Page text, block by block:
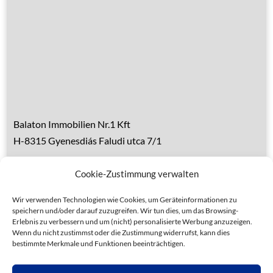
Cookie-Zustimmung verwalten
Wir verwenden Technologien wie Cookies, um Geräteinformationen zu
speichern und/oder darauf zuzugreifen. Wir tun dies, um das Browsing-
Erlebnis zu verbessern und um (nicht) personalisierte Werbung anzuzeigen.
Wenn du nicht zustimmst oder die Zustimmung widerrufst, kann dies
bestimmte Merkmale und Funktionen beeinträchtigen.
Balaton Immobilien Nr.1 Kft
H-8315 Gyenesdiás Faludi utca 7/1
Handy 1: 0036 30 153 7382 (deutsch)
Handy 2: 0036 20 935 6160 (ungarisch)